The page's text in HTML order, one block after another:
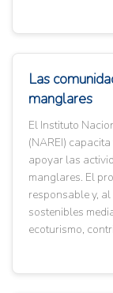
Las
manglares
El Instituto
(NAREI)
apoyar las
manglares. El
responsable y,
sostenibles
ecoturismo,